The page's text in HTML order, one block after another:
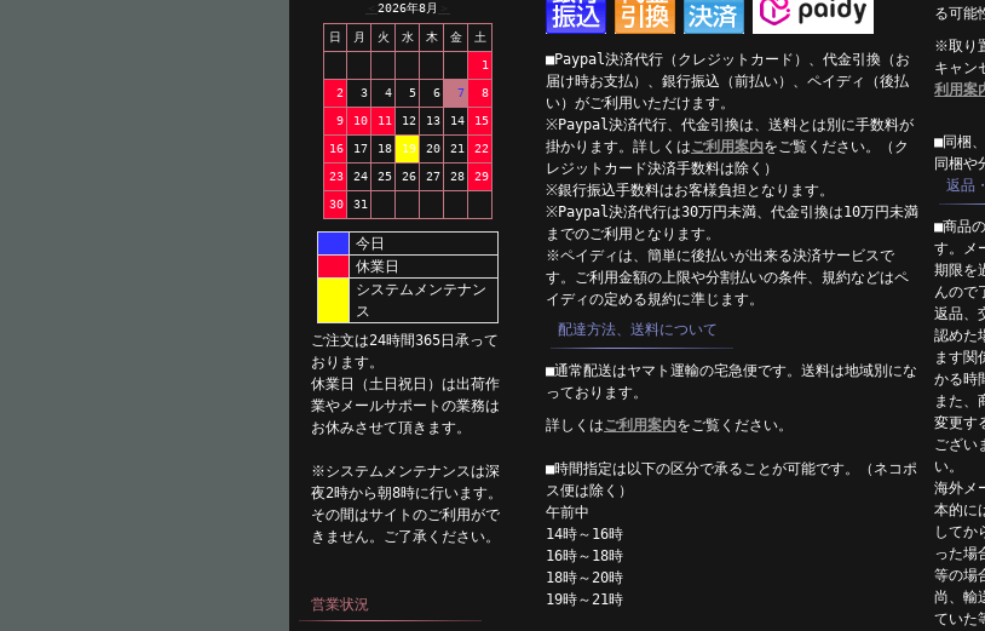
2026年8月
日 月 火 水 木 金 土
1
2 3 4 5 6 7 8
9 10 11 12 13 14 15
16 17 18 19 20 21 22
23 24 25 26 27 28 29
30 31
今日
休業日
システムメンテナン
ス
ご注文は24時間365日承って
おります。
休業日（土日祝日）は出荷作
業やメールサポートの業務は
お休みさせて頂きます。
※システムメンテナンスは深
夜2時から朝8時に行います。
その間はサイトのご利用がで
きません。ご了承ください。
営業状況
■Paypal決済代行（クレジットカード）、代金引換（お
届け時お支払）、銀行振込（前払い）、ペイディ（後払
い）がご利用いただけます。
※Paypal決済代行、代金引換は、送料とは別に手数料が
掛かります。詳しくはご利用案内をご覧ください。（ク
レジットカード決済手数料は除く）
※銀行振込手数料はお客様負担となります。
※Paypal決済代行は30万円未満、代金引換は10万円未満
までのご利用となります。
※ペイディは、簡単に後払いが出来る決済サービスで
す。ご利用金額の上限や分割払いの条件、規約などはペ
イディの定める規約に準じます。
配達方法、送料について
■通常配送はヤマト運輸の宅急便です。送料は地域別にな
っております。
詳しくはご利用案内をご覧ください。
■時間指定は以下の区分で承ることが可能です。（ネコポ
ス便は除く）
午前中
14時～16時
16時～18時
18時～20時
19時～21時
る可能
※取り
キャン
利用案
■同梱
同梱や
返品
■商品
す。メ
期限を
んので
返品、
認めた
ます関
かる時
また、
変更す
ござい
い。
海外メ
本的に
してか
った場
等の場
尚、輸
ていた